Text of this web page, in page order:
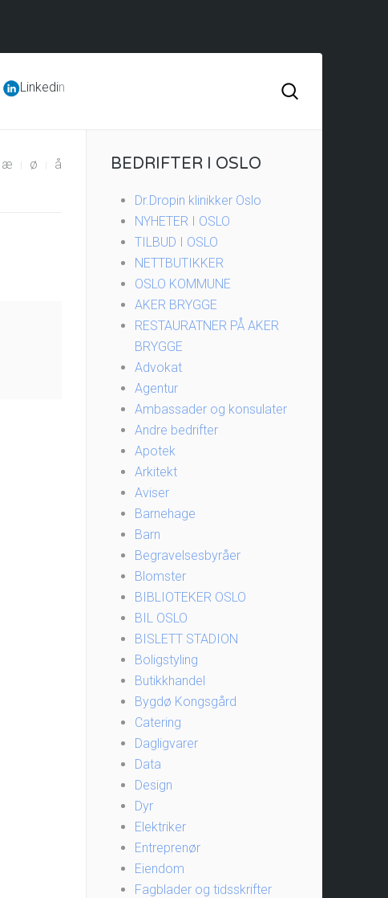
Linkedin
æ ø
å
BEDRIFTER I OSLO
Dr.Dropin klinikker Oslo
NYHETER I OSLO
TILBUD I OSLO
NETTBUTIKKER
OSLO KOMMUNE
AKER BRYGGE
RESTAURATNER PÅ AKER
BRYGGE
Advokat
Agentur
Ambassader og konsulater
Andre bedrifter
Apotek
Arkitekt
Aviser
Barnehage
Barn
Begravelsesbyråer
Blomster
BIBLIOTEKER OSLO
BIL OSLO
BISLETT STADION
Boligstyling
Butikkhandel
Bygdø Kongsgård
Catering
Dagligvarer
Data
Design
Dyr
Elektriker
Entreprenør
Eiendom
Fagblader og tidsskrifter